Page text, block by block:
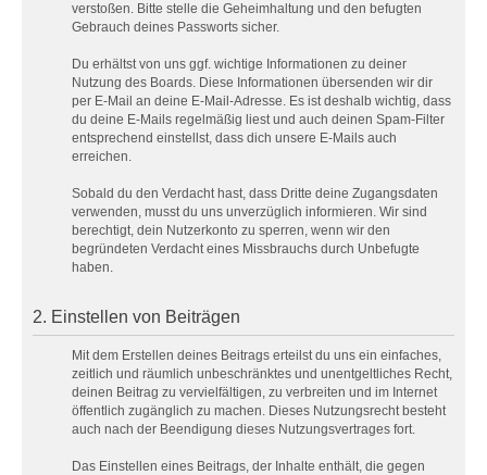
verstoßen. Bitte stelle die Geheimhaltung und den befugten
Gebrauch deines Passworts sicher.
Du erhältst von uns ggf. wichtige Informationen zu deiner
Nutzung des Boards. Diese Informationen übersenden wir dir
per E-Mail an deine E-Mail-Adresse. Es ist deshalb wichtig, dass
du deine E-Mails regelmäßig liest und auch deinen Spam-Filter
entsprechend einstellst, dass dich unsere E-Mails auch
erreichen.
Sobald du den Verdacht hast, dass Dritte deine Zugangsdaten
verwenden, musst du uns unverzüglich informieren. Wir sind
berechtigt, dein Nutzerkonto zu sperren, wenn wir den
begründeten Verdacht eines Missbrauchs durch Unbefugte
haben.
2. Einstellen von Beiträgen
Mit dem Erstellen deines Beitrags erteilst du uns ein einfaches,
zeitlich und räumlich unbeschränktes und unentgeltliches Recht,
deinen Beitrag zu vervielfältigen, zu verbreiten und im Internet
öffentlich zugänglich zu machen. Dieses Nutzungsrecht besteht
auch nach der Beendigung dieses Nutzungsvertrages fort.
Das Einstellen eines Beitrags, der Inhalte enthält, die gegen